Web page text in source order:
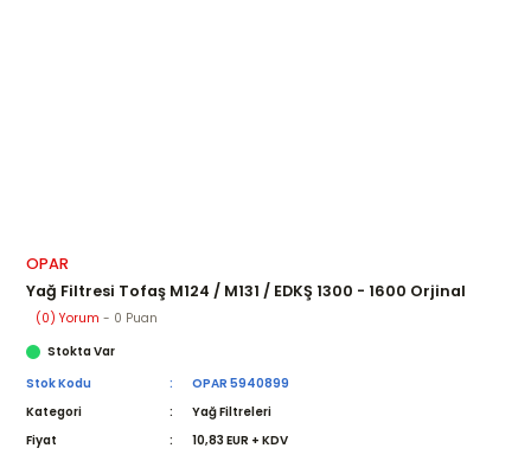
OPAR
Yağ Filtresi Tofaş M124 / M131 / EDKŞ 1300 - 1600 Orjinal
(0) Yorum - 0 Puan
Stokta Var
Stok Kodu
OPAR 5940899
Kategori
Yağ Filtreleri
Fiyat
10,83 EUR + KDV